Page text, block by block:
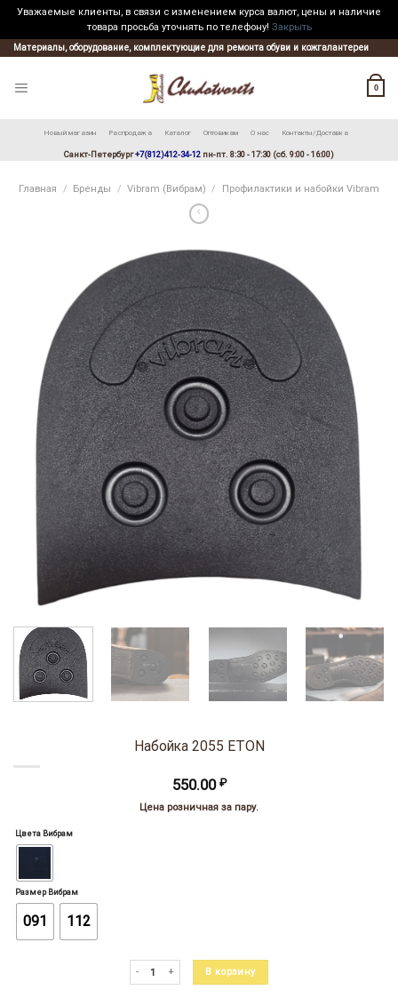
Уважаемые клиенты, в связи с изменением курса валют, цены и наличие
товара просьба уточнять по телефону! Закрыть
Skip
to
Материалы, оборудование, комплектующие для ремонта обуви и кожгалантереи
0
Новый магазин Распродажа Каталог Оптовикам О нас Контакты/Доставка
Санкт-Петербург+7(812)412-34-12 пн-пт. 8:30 - 17:30 (сб. 9:00 - 16:00)
Главная / Бренды / Vibram (Вибрам) / Профилактики и набойки Vibram
Набойка 2055 ETON
550.00 ₽
Цена розничная за пару.
Цвета Вибрам
Размер Вибрам
091 112
Количество товара Набойка 2055 ETON
В корзину